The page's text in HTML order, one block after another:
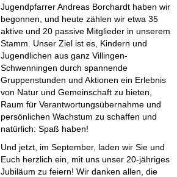
Jugendpfarrer Andreas Borchardt haben wir
begonnen, und heute zählen wir etwa 35
aktive und 20 passive Mitglieder in unserem
Stamm. Unser Ziel ist es, Kindern und
Jugendlichen aus ganz Villingen-
Schwenningen durch spannende
Gruppenstunden und Aktionen ein Erlebnis
von Natur und Gemeinschaft zu bieten,
Raum für Verantwortungsübernahme und
persönlichen Wachstum zu schaffen und
natürlich: Spaß haben!
Und jetzt, im September, laden wir Sie und
Euch herzlich ein, mit uns unser 20-jähriges
Jubiläum zu feiern! Wir danken allen, die